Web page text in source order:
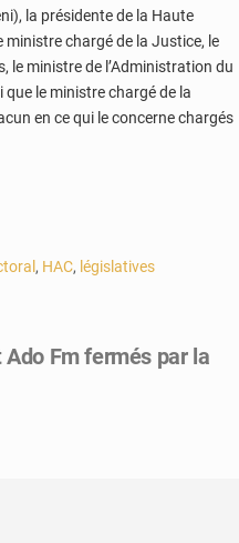
la présidente de la Haute
chargé de la Justice, le
le ministre de l’Administration du
le ministre chargé de la
en ce qui le concerne chargés
, HAC, législatives
Fm fermés par la